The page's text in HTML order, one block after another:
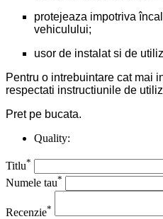
protejeaza impotriva
vehiculului;
usor de instalat si de
Pentru o intrebuintare cat mai
respectati instructiunile de
Pret pe bucata.
Quality:
Titlu*
Numele tau*
Recenzie*